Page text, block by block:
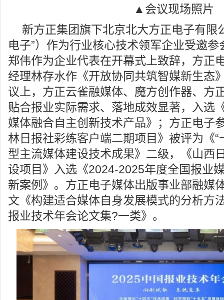
▲会议现场照片
新方正集团旗下北京北大方正电子有限
电子”）作为行业核心技术领军企业受邀
郑伟作为企业代表在开幕式上致辞，方正
经理林存水作《开放协同共筑智媒新生态
议上，方正云雀融媒体、魔方创作器、方
贴合报业实际需求、落地成效显著，入选
媒体融合自主创新技术产品》；方正电子
林日报社彩练客户端二期项目》被评为《“
型主流媒体建设技术成果》二级，《山西
设项目》入选《2024-2025年度全国报业
新案例》。方正电子媒体出版事业部融媒
文《构建适合媒体自身发展模式的分析方
报业技术年会论文集?一类》。